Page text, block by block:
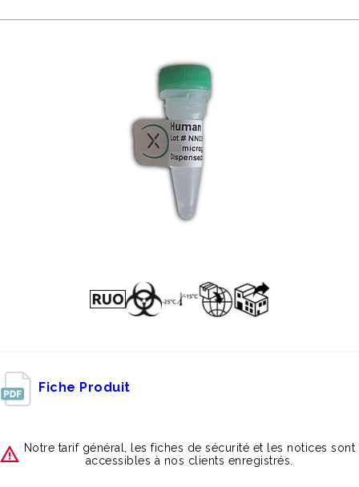
Fiche Produit
Notre tarif général, les fiches de sécurité et les notices sont
accessibles à nos clients enregistrés.